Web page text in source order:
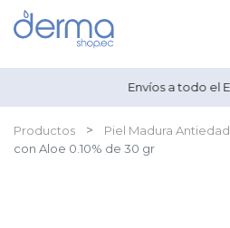
Envíos a todo el Ecuador
Productos Piel Madura Antiedad
con Aloe 0.10% de 30 gr